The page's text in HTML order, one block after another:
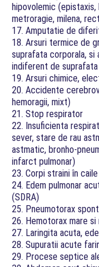
hipovolemic (epistaxis,
metroragie, milena,
17. Amputatie de
18. Arsuri termice de
suprafata corporala, si
indiferent de suprafata
19. Arsuri chimice,
20. Accidente
hemoragii, mixt)
21. Stop respirator
22. Insuficienta
sever, stare de rau
astmatic, bronho-
infarct pulmonar)
23. Corpi straini în
24. Edem pulmonar
(SDRA)
25. Pneumotorax
26. Hemotorax mare si
27. Laringita acuta,
28. Supuratii acute
29. Procese septice